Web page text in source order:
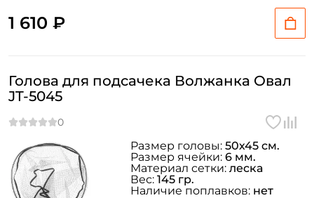
1 610 ₽
Голова для подсачека Волжанка Овал
JT-5045
Размер головы: 50х45 см.
Размер ячейки: 6 мм.
Материал сетки: леска
Вес: 145 гр.
Наличие поплавков: нет